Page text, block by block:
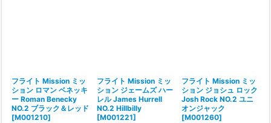
フライト Mission ミッ
ション ロマン ベネッキ
ー Roman Benecky
NO.2 ブラック＆レッド
[M001210]
フライト Mission ミッ
ション ジェームズ ハー
レル James Hurrell
NO.2 Hillbilly
[M001221]
フライト Mission ミッ
ション ジョシュ ロック
Josh Rock NO.2 ユニ
オンジャック
[M001260]